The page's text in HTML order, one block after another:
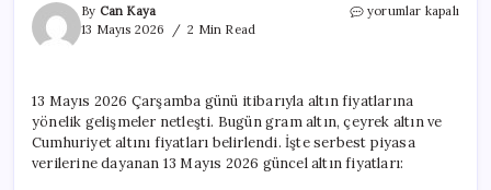
By Can Kaya
13 Mayıs 2026
2 Min Read
Altın
Güncel
Gram,
Çeyrek
ve
yorumlar kapalı
13 Mayıs 2026 Çarşamba günü itibarıyla altın fiyatlarına
yönelik gelişmeler netleşti. Bugün gram altın, çeyrek altın ve
Cumhuriyet altını fiyatları belirlendi. İşte serbest piyasa
verilerine dayanan 13 Mayıs 2026 güncel altın fiyatları: